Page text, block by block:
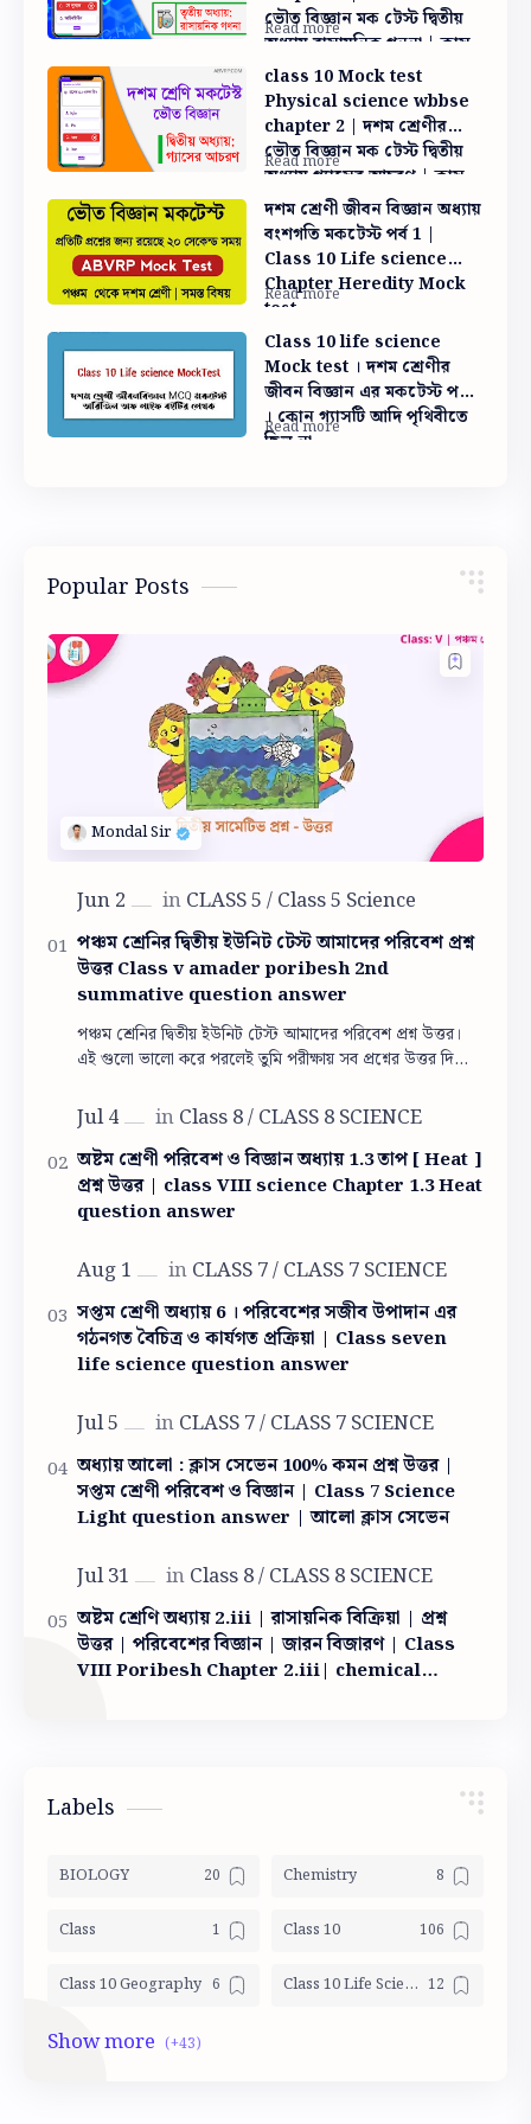
ভৌত বিজ্ঞান মক টেস্ট দ্বিতীয়
অধ্যায় রাসায়নিক গননা | ক্লাস
টেন ভৌত বিজ্ঞান মক টেস্ট
Madhyamik Mocktest
class 10 Mock test
Physical science wbbse
chapter 2 | দশম শ্রেণীর
ভৌত বিজ্ঞান মক টেস্ট দ্বিতীয়
অধ্যায় গ্যাসের আচরণ | ক্লাস
টেন ভৌত বিজ্ঞান মক টেস্ট
দশম শ্রেণী জীবন বিজ্ঞান অধ্যায়
বংশগতি মকটেস্ট পর্ব 1 |
Class 10 Life science
Chapter Heredity Mock
test
Class 10 life science
Mock test । দশম শ্রেণীর
জীবন বিজ্ঞান এর মকটেস্ট পর্ব 3
। কোন গ্যাসটি আদি পৃথিবীতে
ছিল না
Popular Posts
পঞ্চম শ্রেনির দ্বিতীয় ইউনিট টেস্ট আমাদের পরিবেশ প্রশ্ন
উত্তর Class v amader poribesh 2nd
summative question answer
পঞ্চম শ্রেনির দ্বিতীয় ইউনিট টেস্ট আমাদের পরিবেশ প্রশ্ন উত্তর।
এই গুলো ভালো করে পরলেই তুমি পরীক্ষায় সব প্রশ্নের উত্তর দিতে
অষ্টম শ্রেণী পরিবেশ ও বিজ্ঞান অধ্যায় 1.3 তাপ [ Heat ]
প্রশ্ন উত্তর | class VIII science Chapter 1.3 Heat
question answer
সপ্তম শ্রেণী অধ্যায় 6 । পরিবেশের সজীব উপাদান এর
গঠনগত বৈচিত্র ও কার্যগত প্রক্রিয়া | Class seven
life science question answer
অধ্যায় আলো : ক্লাস সেভেন 100% কমন প্রশ্ন উত্তর |
সপ্তম শ্রেণী পরিবেশ ও বিজ্ঞান | Class 7 Science
Light question answer | আলো ক্লাস সেভেন
অষ্টম শ্রেণি অধ্যায় 2.iii | রাসায়নিক বিক্রিয়া | প্রশ্ন
উত্তর | পরিবেশের বিজ্ঞান | জারন বিজারণ | Class
VIII Poribesh Chapter 2.iii| chemical
Labels
BIOLOGY Chemistry
Class Class 10
Class 10 Geography Class 10 Life Science Mocktest
Class 10 LSc